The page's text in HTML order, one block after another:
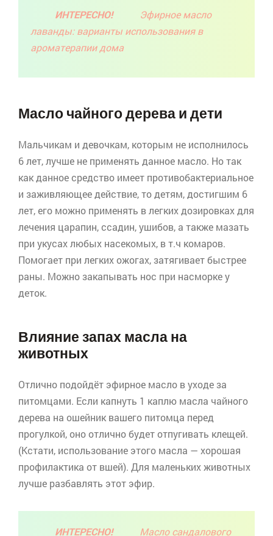
ИНТЕРЕСНО!
Эфирное масло
лаванды: варианты использования в
ароматерапии дома
Масло чайного дерева и дети
Мальчикам и девочкам, которым не исполнилось
6 лет, лучше не применять данное масло. Но так
как данное средство имеет противобактериальное
и заживляющее действие, то детям, достигшим 6
лет, его можно применять в легких дозировках для
лечения царапин, ссадин, ушибов, а также мазать
при укусах любых насекомых, в т.ч комаров.
Помогает при легких ожогах, затягивает быстрее
раны. Можно закапывать нос при насморке у
деток.
Влияние запах масла на
животных
Отлично подойдёт эфирное масло в уходе за
питомцами. Если капнуть 1 каплю масла чайного
дерева на ошейник вашего питомца перед
прогулкой, оно отлично будет отпугивать клещей.
(Кстати, использование этого масла — хорошая
профилактика от вшей). Для маленьких животных
лучше разбавлять этот эфир.
ИНТЕРЕСНО!
Масло сандалового